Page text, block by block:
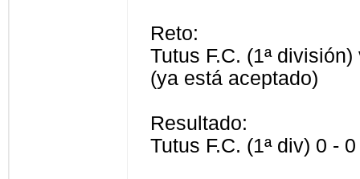
Reto:
Tutus F.C. (1ª
(ya está aceptado)
Resultado:
Tutus F.C. (1ª div) 0 -